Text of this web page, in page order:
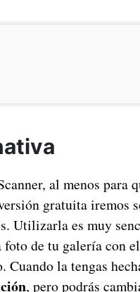
al menos para
gratuita iremos
Utilizarla es muy
de tu galería con
Cuando la tengas
, pero podrás